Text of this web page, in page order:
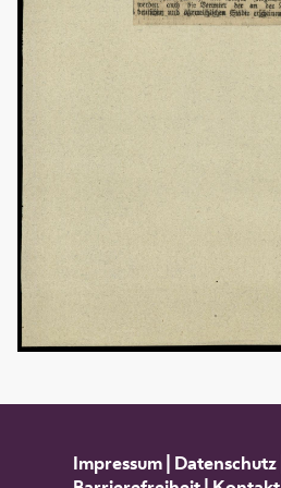
Impressum| Datenschutz|